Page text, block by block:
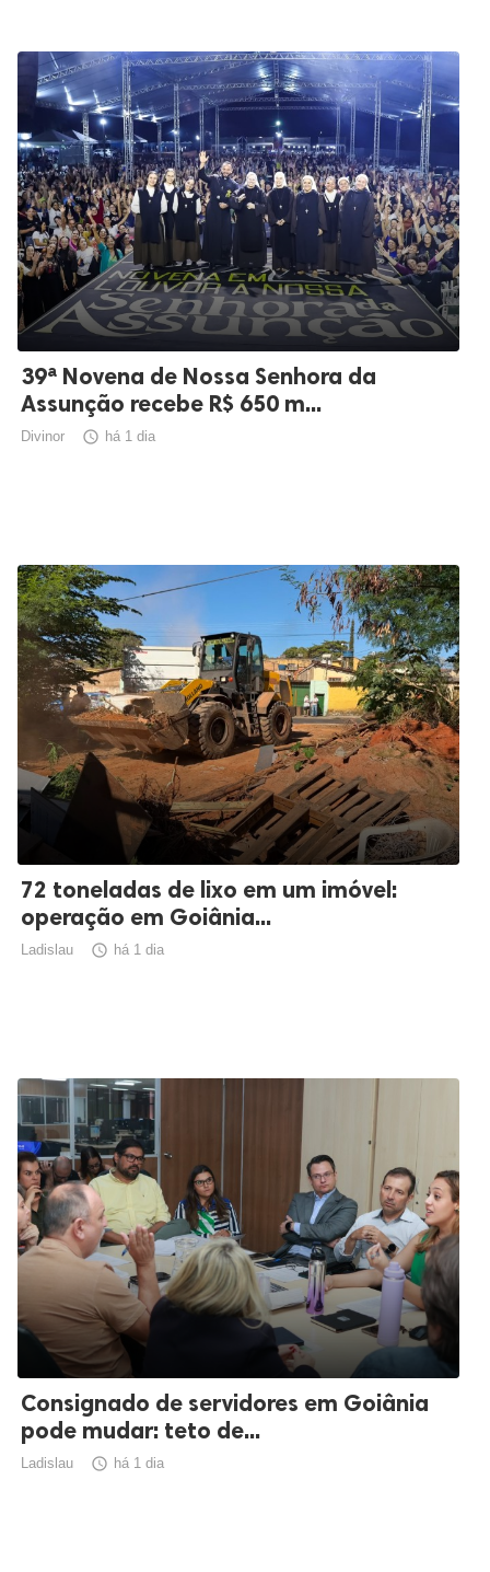
39ª Novena de Nossa Senhora da
Assunção recebe R$ 650 m...
Divinor  há 1 dia
72 toneladas de lixo em um imóvel:
operação em Goiânia...
Ladislau  há 1 dia
Consignado de servidores em Goiânia
pode mudar: teto de...
Ladislau  há 1 dia